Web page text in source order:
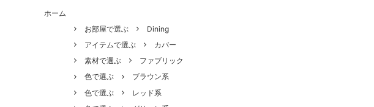
ホーム
お部屋で選ぶ
Dining
アイテムで選ぶ
カバー
素材で選ぶ
ファブリック
色で選ぶ
ブラウン系
色で選ぶ
レッド系